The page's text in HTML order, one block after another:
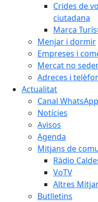
Crides de
ciutadana
Marca
Menjar i dormir
Empreses i
Mercat no
Adreces i
Actualitat
Canal WhatsApp
Notícies
Avisos
Agenda
Mitjans de
Ràdio
VoTV
Altres
Butlletins